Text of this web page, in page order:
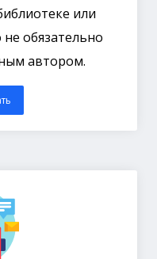
или
обязательно
автором.